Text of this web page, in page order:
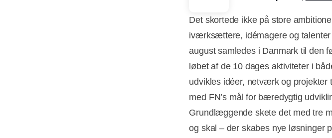
Det skortede ikke på store
iværksættere, idémagere og
august samledes i Danmark til den
løbet af de 10 dages aktiviteter i
udvikles idéer, netværk og projekter
med FN’s mål for bæredygtig
Grundlæggende skete det med tre
og skal – der skabes nye løsninger